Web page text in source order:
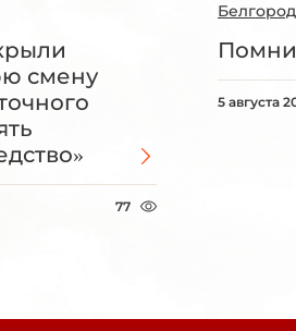
смену
77
5 августа